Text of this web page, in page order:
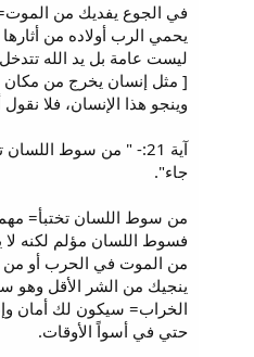
في الجوع يفديك من الموت=
يحمي الرب أولاده من
ليست عامة بل يد الله
[ مثل إنسان يخرج من مكان
وينجو هذا الإنسان، فلا
آية 21:- " من سوط
جاء".
من سوط اللسان تختبأ=
فسوط اللسان مؤلم لكنه لا
من الموت في الحرب أو من
ينجيك من الشر الأقل وهو
الخراب= سيكون لك أمان
حتي في أسواً الأوقات.